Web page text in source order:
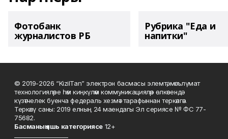
Фотобанк
журналистов РБ
Рубрика "Еда и
напитки"
© 2019-2026 “KizilTan” электрон басмасы элемтә, мәгълүмат
технологияләре һәм киңкүләм коммуникацияләр өлкәсендә
күзәтчелек буенча федераль хезмәт тарафыннан теркәлгән.
Теркәлү саны: 2019 елның 24 маендагы Эл сериясе № ФС 77-
75682.
Басманың яшь категориясе12+